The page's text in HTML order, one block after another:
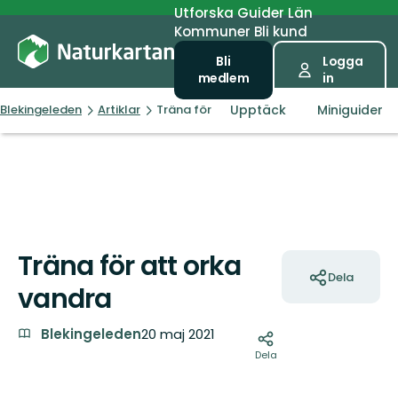
UtforskaGuiderLän
Kommuner Bli kund
Bli
medlem
Logga
in
Blekingeleden Artiklar Träna för att orka vandra
Upptäck Miniguider
Träna för att orka
vandra
Blekingeleden20 maj 2021
Dela
Dela